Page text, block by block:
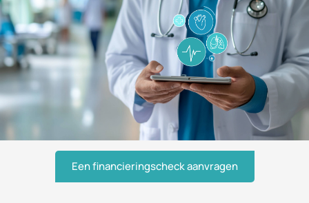
Een financieringscheck aanvragen